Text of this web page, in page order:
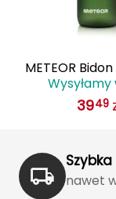
Kayland
Klymit
Kohla
METEOR
1000
3949
nawet